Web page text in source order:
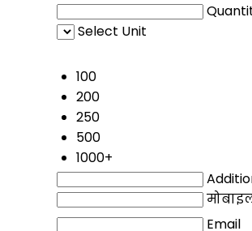
Select Unit
100
200
250
500
1000+
Email